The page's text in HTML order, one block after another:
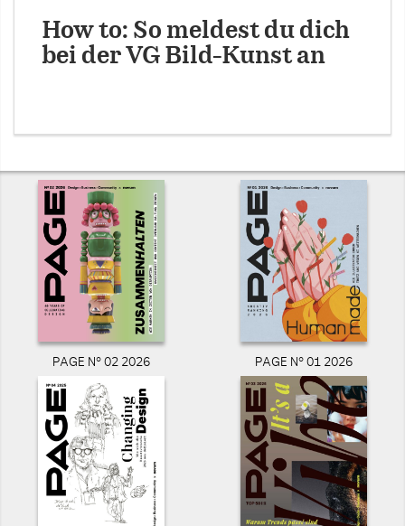
How to: So meldest du dich
bei der VG Bild-Kunst an
PAGE N° 02 2026 PAGE N° 01 2026